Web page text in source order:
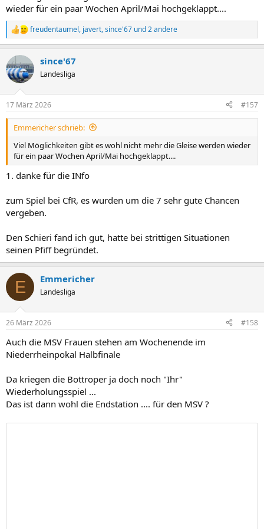
wieder für ein paar Wochen April/Mai hochgeklappt....
R
e
k
t
i
e
n
freudentaumel, javert,since'67 und 2 andere
since'67
Landesliga
17 März 2026 #157
Emmericher schrieb:
Viel Möglichkeiten gibt es wohl nicht mehr die Gleise werden wieder
für ein paar Wochen April/Mai hochgeklappt....
1. danke für die INfo
zum Spiel bei CfR, es wurden um die 7 sehr gute Chancen
vergeben.
Den Schieri fand ich gut, hatte bei strittigen Situationen
seinen Pfiff begründet.
E Emmericher
Landesliga
26 März 2026 #158
Auch die MSV Frauen stehen am Wochenende im
Niederrheinpokal Halbfinale
Da kriegen die Bottroper ja doch noch "Ihr"
Wiederholungsspiel ...
Das ist dann wohl die Endstation .... für den MSV ?